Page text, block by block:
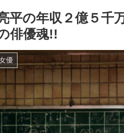
平の年収２億５千
俳優魂!!
優